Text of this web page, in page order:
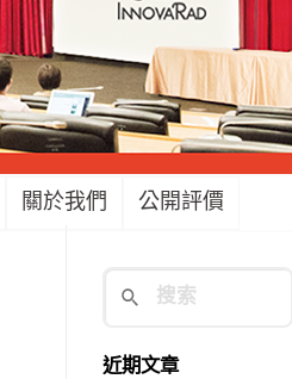
關於我們 公開評價
近期文章